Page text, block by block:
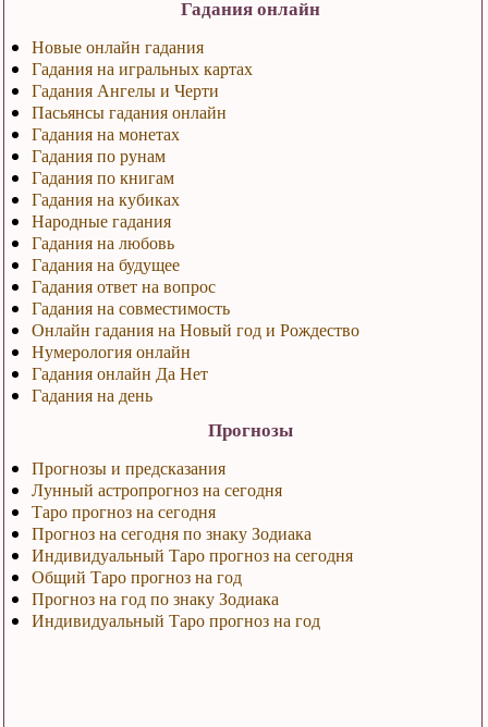
Гадания онлайн
Новые онлайн гадания
Гадания на игральных картах
Гадания Ангелы и Черти
Пасьянсы гадания онлайн
Гадания на монетах
Гадания по рунам
Гадания по книгам
Гадания на кубиках
Народные гадания
Гадания на любовь
Гадания на будущее
Гадания ответ на вопрос
Гадания на совместимость
Онлайн гадания на Новый год и Рождество
Нумерология онлайн
Гадания онлайн Да Нет
Гадания на день
Прогнозы
Прогнозы и предсказания
Лунный астропрогноз на сегодня
Таро прогноз на сегодня
Прогноз на сегодня по знаку Зодиака
Индивидуальный Таро прогноз на сегодня
Общий Таро прогноз на год
Прогноз на год по знаку Зодиака
Индивидуальный Таро прогноз на год